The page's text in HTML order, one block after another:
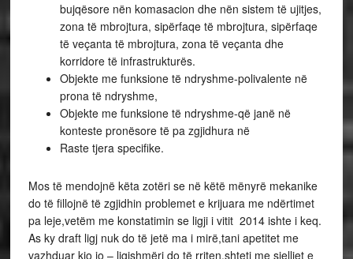
bujqësore nën komasacion dhe nën sistem të ujitjes,
zona të mbrojtura, sipërfaqe të mbrojtura, sipërfaqe
të veçanta të mbrojtura, zona të veçanta dhe
korridore të infrastrukturës.
Objekte me funksione të ndryshme-polivalente në
prona të ndryshme,
Objekte me funksione të ndryshme-që janë në
konteste pronësore të pa zgjidhura në
Raste tjera specifike.
Mos të mendojnë këta zotëri se në këtë mënyrë mekanike
do të fillojnë të zgjidhin problemet e krijuara me ndërtimet
pa leje,vetëm me konstatimin se ligji i vitit 2014 ishte i keq.
As ky draft ligj nuk do të jetë ma i mirë,tani apetitet me
vazhduar kjo jo – ligjshmëri do të rriten,shteti me sjelljet e